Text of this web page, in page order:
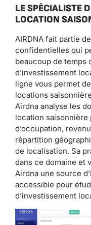
LE SPÉCIALISTE
LOCATION
AIRDNA fait partie
confidentielles qui
beaucoup de temps
d’investissement
ligne vous permet
locations
Airdna analyse les
location
d’occupation,
répartition
de localisation. Sa
dans ce domaine et
Airdna une source
accessible pour
d’investissement